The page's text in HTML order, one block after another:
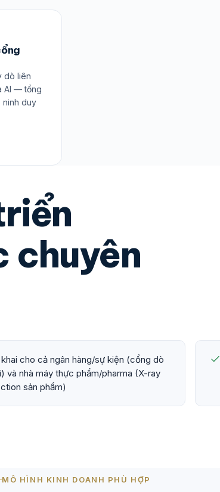
dò liên
AI — tổng
ninh duy
chuyên
khai cho cả ngân hàng/sự kiện (cổng dò
và nhà máy thực phẩm/pharma (X-ray
sản phẩm)
MÔ HÌNH KINH DOANH PHÙ HỢP